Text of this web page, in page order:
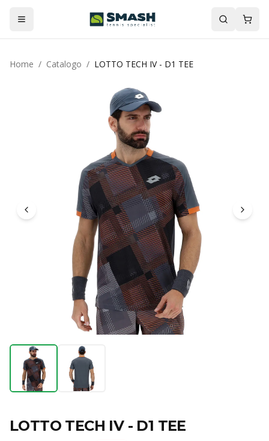
Home / Catalogo / LOTTO TECH IV - D1 TEE
LOTTO TECH IV - D1 TEE